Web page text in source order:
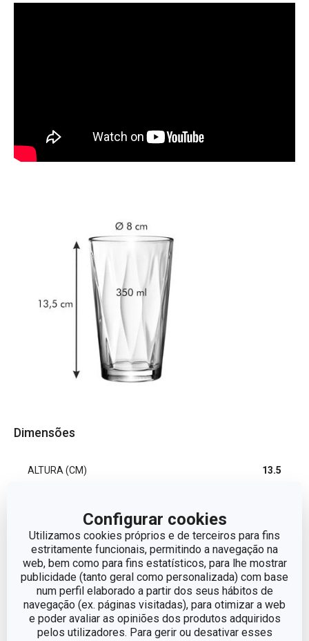
Configurar cookies
Utilizamos cookies próprios e de terceiros para fins
estritamente funcionais, permitindo a navegação na
web, bem como para fins estatísticos, para lhe mostrar
publicidade (tanto geral como personalizada) com base
num perfil elaborado a partir dos seus hábitos de
navegação (ex. páginas visitadas), para otimizar a web
e poder avaliar as opiniões dos produtos adquiridos
pelos utilizadores. Para gerir ou desativar esses
Dimensões
ALTURA (CM) 13.5
DIÂMETRO 8
Outros parâmetros
CATEGORIA Copo